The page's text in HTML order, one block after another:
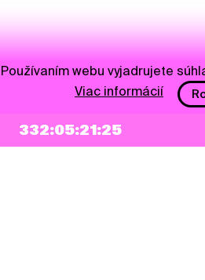
332:05:21:25
Používaním webu vyjadrujete
Viac informácií